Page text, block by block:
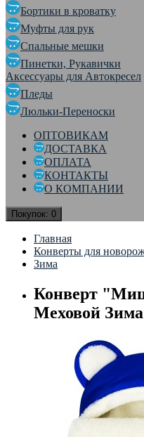
Бортики в кроватку
Муфты для рук
Спальные мешки
Пинетки, Рукавички
Аксессуары для Автокресел
Пледы
Люльки-Переноски
ОПТОВИКАМ
ДОСТАВКА
ОПЛАТА
КОНТАКТЫ
О КОМПАНИИ
Покупок: 0
Главная
Конверты для
Зима
Конверт
Меховой Зима